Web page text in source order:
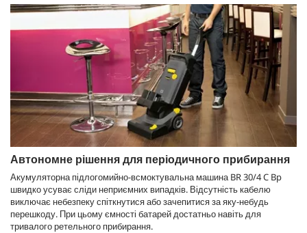
Автономне рішення для періодичного прибирання
Акумуляторна підлогомийно-всмоктувальна машина BR 30/4 C Bp
швидко усуває сліди неприємних випадків. Відсутність кабелю
виключає небезпеку спіткнутися або зачепитися за яку-небудь
перешкоду. При цьому ємності батарей достатньо навіть для
тривалого ретельного прибирання.